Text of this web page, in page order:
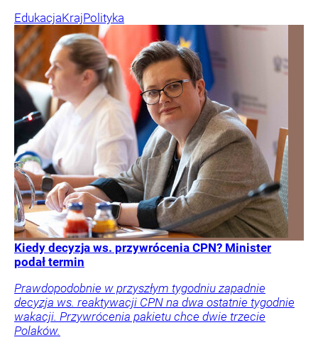
EdukacjaKrajPolityka
Kiedy decyzja ws. przywrócenia CPN? Minister
podał termin
Prawdopodobnie w przyszłym tygodniu zapadnie
decyzja ws. reaktywacji CPN na dwa ostatnie tygodnie
wakacji. Przywrócenia pakietu chce dwie trzecie
Polaków.